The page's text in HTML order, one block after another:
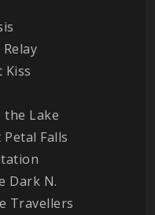
Kiss
the Lake
Falls
Dark N.
Travellers